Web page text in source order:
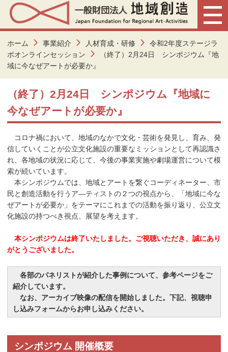
ホーム 事業紹介 人材育成・研修
令和2年度ステージラ
ボオンラインセッション
（終了）2月24日 シンポジウム『地
域に今なぜアートが必要か』
（終了）2月24日 シンポジウム『地域に
今なぜアートが必要か』
コロナ禍において、地域のなかで文化・芸術を発見し、育み、発
信していくことが公立文化施設の重要なミッションとして再認識さ
れ、各地域の状況に応じて、今後の事業実施や劇場運営について模
索が続いています。
本シンポジウムでは、地域とアートを繋ぐコーディネーター、市
民と創造活動を行うア―ティストの２つの視点から、「地域に今な
ぜアートが必要か」をテーマにこれまでの活動を振り返り、公立文
化施設の持つべき視点、展望を考えます。
本シンポジウムは終了いたしました。ご視聴いただき、誠にあり
がとうございました。
各部のパネリストが紹介した事例について、参考ページをご
紹介しています。
なお、アーカイブ映像の配信を開始しました。下記、視聴申
し込みフォームからお申し込みください。
シンポジウム 開催概要